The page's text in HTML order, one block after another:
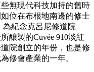
無現代科技加持的舊時
位在布根地南邊的修士
為紀念克呂尼修道院
釀製的Cuvée 910淡紅
院創立的年份，也是修
修會產業的一年。